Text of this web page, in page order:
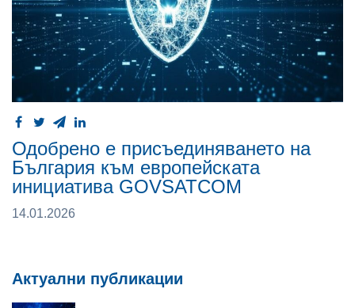
Одобрено е присъединяването на
България към европейската
инициатива GOVSATCOM
14.01.2026
Актуални публикации